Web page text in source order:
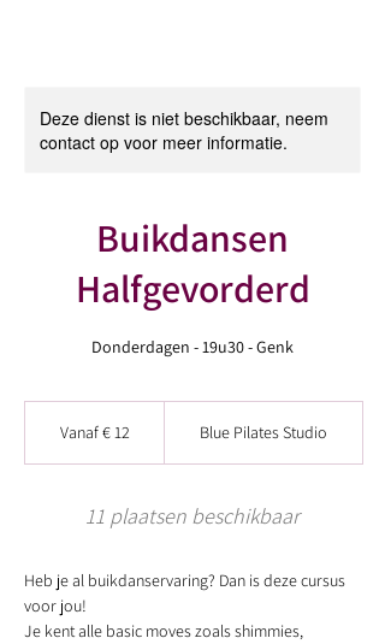
Deze dienst is niet beschikbaar, neem
contact op voor meer informatie.
Buikdansen
Halfgevorderd
Donderdagen - 19u30 - Genk
Vanaf € 12 Blue Pilates Studio
11 plaatsen beschikbaar
Heb je al buikdanservaring? Dan is deze cursus
voor jou!
Je kent alle basic moves zoals shimmies,